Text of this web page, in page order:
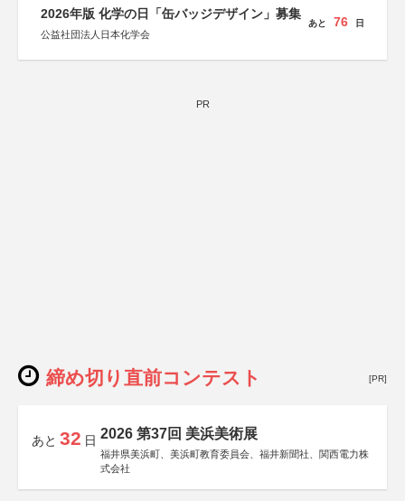
2026年版 化学の日「缶バッジデザイン」募集
公益社団法人日本化学会
あと 76 日
PR
締め切り直前コンテスト [PR]
あと 32 日 2026 第37回 美浜美術展
福井県美浜町、美浜町教育委員会、福井新聞社、関西電力株
式会社